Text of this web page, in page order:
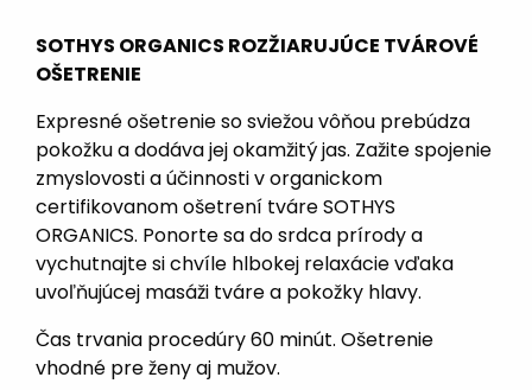
SOTHYS ORGANICS ROZŽIARUJÚCE TVÁROVÉ
OŠETRENIE
Expresné ošetrenie so sviežou vôňou prebúdza
pokožku a dodáva jej okamžitý jas. Zažite spojenie
zmyslovosti a účinnosti v organickom
certifikovanom ošetrení tváre SOTHYS
ORGANICS. Ponorte sa do srdca prírody a
vychutnajte si chvíle hlbokej relaxácie vďaka
uvoľňujúcej masáži tváre a pokožky hlavy.
Čas trvania procedúry 60 minút. Ošetrenie
vhodné pre ženy aj mužov.